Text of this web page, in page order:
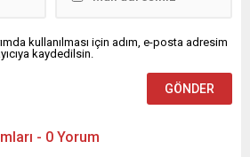
kullanılması için adım, e-posta adresim
kaydedilsin.
- 0 Yorum